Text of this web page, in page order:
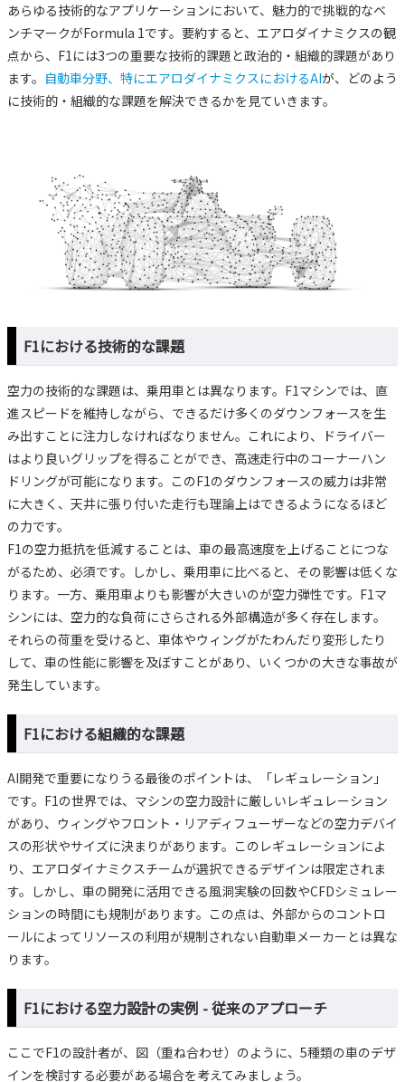
あらゆる技術的なアプリケーションにおいて、魅力的で挑戦的なベ
ンチマークがFormula 1です。要約すると、エアロダイナミクスの観
点から、F1には3つの重要な技術的課題と政治的・組織的課題があり
ます。 自動車分野、特にエアロダイナミクスにおけるAIが、どのよう
に技術的・組織的な課題を解決できるかを見ていきます。
F1における技術的な課題
空力の技術的な課題は、乗用車とは異なります。F1マシンでは、直
進スピードを維持しながら、できるだけ多くのダウンフォースを生
み出すことに注力しなければなりません。これにより、ドライバー
はより良いグリップを得ることができ、高速走行中のコーナーハン
ドリングが可能になります。このF1のダウンフォースの威力は非常
に大きく、天井に張り付いた走行も理論上はできるようになるほど
の力です。
F1の空力抵抗を低減することは、車の最高速度を上げることにつな
がるため、必須です。しかし、乗用車に比べると、その影響は低くな
ります。一方、乗用車よりも影響が大きいのが空力弾性です。F1マ
シンには、空力的な負荷にさらされる外部構造が多く存在します。
それらの荷重を受けると、車体やウィングがたわんだり変形したり
して、車の性能に影響を及ぼすことがあり、いくつかの大きな事故が
発生しています。
F1における組織的な課題
AI開発で重要になりうる最後のポイントは、「レギュレーション」
です。F1の世界では、マシンの空力設計に厳しいレギュレーション
があり、ウィングやフロント・リアディフューザーなどの空力デバイ
スの形状やサイズに決まりがあります。このレギュレーションによ
り、エアロダイナミクスチームが選択できるデザインは限定されま
す。しかし、車の開発に活用できる風洞実験の回数やCFDシミュレー
ションの時間にも規制があります。この点は、外部からのコントロ
ールによってリソースの利用が規制されない自動車メーカーとは異な
ります。
F1における空力設計の実例 - 従来のアプローチ
ここでF1の設計者が、図（重ね合わせ）のように、5種類の車のデザ
インを検討する必要がある場合を考えてみましょう。